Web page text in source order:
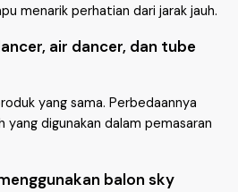
menarik perhatian dari jarak jauh.
air dancer, dan tube
yang sama. Perbedaannya
digunakan dalam pemasaran
balon sky